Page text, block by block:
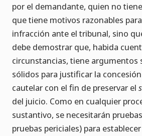
por el demandante, quien no
que tiene motivos razonables
infracción ante el tribunal, sino
debe demostrar que, habida
circunstancias, tiene
sólidos para justificar la
cautelar con el fin de preservar el
del juicio. Como en cualquier
sustantivo, se necesitarán
pruebas periciales) para